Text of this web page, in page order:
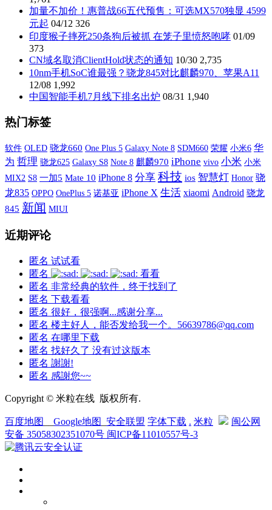
加量不加价！惠普战66五代预售：可选MX570独显 4599
元起 04/12 326
印度猴子摔死250条狗后被抓 在笼子里愤怒咆哮 01/09
373
CN域名取消ClientHold状态的通知 10/30 2,735
10nm手机SoC谁最强？骁龙845对比麒麟970、苹果A11
12/08 1,992
中国智能手机7月线下排名出炉 08/31 1,940
热门标签
软件 OLED 骁龙660 One Plus 5 Galaxy Note 8 SDM660 荣耀 小米6 华
为 哲理 骁龙625 Galaxy S8 Note 8 麒麟970 iPhone vivo 小米 小米
MIX2 S8 一加5 Mate 10 iPhone 8 分享 科技 ios 智慧灯 Honor 骁
龙835 OPPO OnePlus 5 诺基亚 iPhone X 生活 xiaomi Android 骁龙
845 新闻 MIUI
近期评论
匿名 试试看
匿名
看看
匿名 非常经典的软件，终于找到了
匿名 下载看看
匿名 很好，很强啊...感谢分享...
匿名 楼主好人，能否发给我一个。56639786@qq.com
匿名 在哪里下载
匿名 找好久了 没有过这版本
匿名 謝謝!
匿名 感謝您~~
Copyright © 米粒在线 版权所有.
百度地图 Google地图 安全联盟 字体下载 . 米粒
闽公网
安备 35058302351070号 闽ICP备11010557号-3